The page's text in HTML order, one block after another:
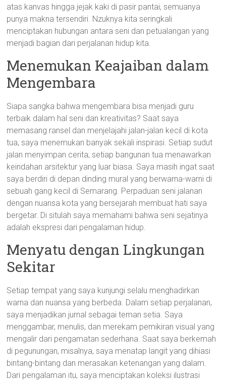
atas kanvas hingga jejak kaki di pasir pantai, semuanya
punya makna tersendiri. Nzuknya kita seringkali
menciptakan hubungan antara seni dan petualangan yang
menjadi bagian dari perjalanan hidup kita.
Menemukan Keajaiban dalam
Mengembara
Siapa sangka bahwa mengembara bisa menjadi guru
terbaik dalam hal seni dan kreativitas? Saat saya
memasang ransel dan menjelajahi jalan-jalan kecil di kota
tua, saya menemukan banyak sekali inspirasi. Setiap sudut
jalan menyimpan cerita; setiap bangunan tua menawarkan
keindahan arsitektur yang luar biasa. Saya masih ingat saat
saya berdiri di depan dinding mural yang berwarna-warni di
sebuah gang kecil di Semarang. Perpaduan seni jalanan
dengan nuansa kota yang bersejarah membuat hati saya
bergetar. Di situlah saya memahami bahwa seni sejatinya
adalah ekspresi dari pengalaman hidup.
Menyatu dengan Lingkungan
Sekitar
Setiap tempat yang saya kunjungi selalu menghadirkan
warna dan nuansa yang berbeda. Dalam setiap perjalanan,
saya menjadikan jurnal sebagai teman setia. Saya
menggambar, menulis, dan merekam pemikiran visual yang
mengalir dari pengamatan sederhana. Saat saya berkemah
di pegunungan, misalnya, saya menatap langit yang dihiasi
bintang-bintang dan merasakan ketenangan yang dalam.
Dari pengalaman itu, saya menciptakan koleksi ilustrasi